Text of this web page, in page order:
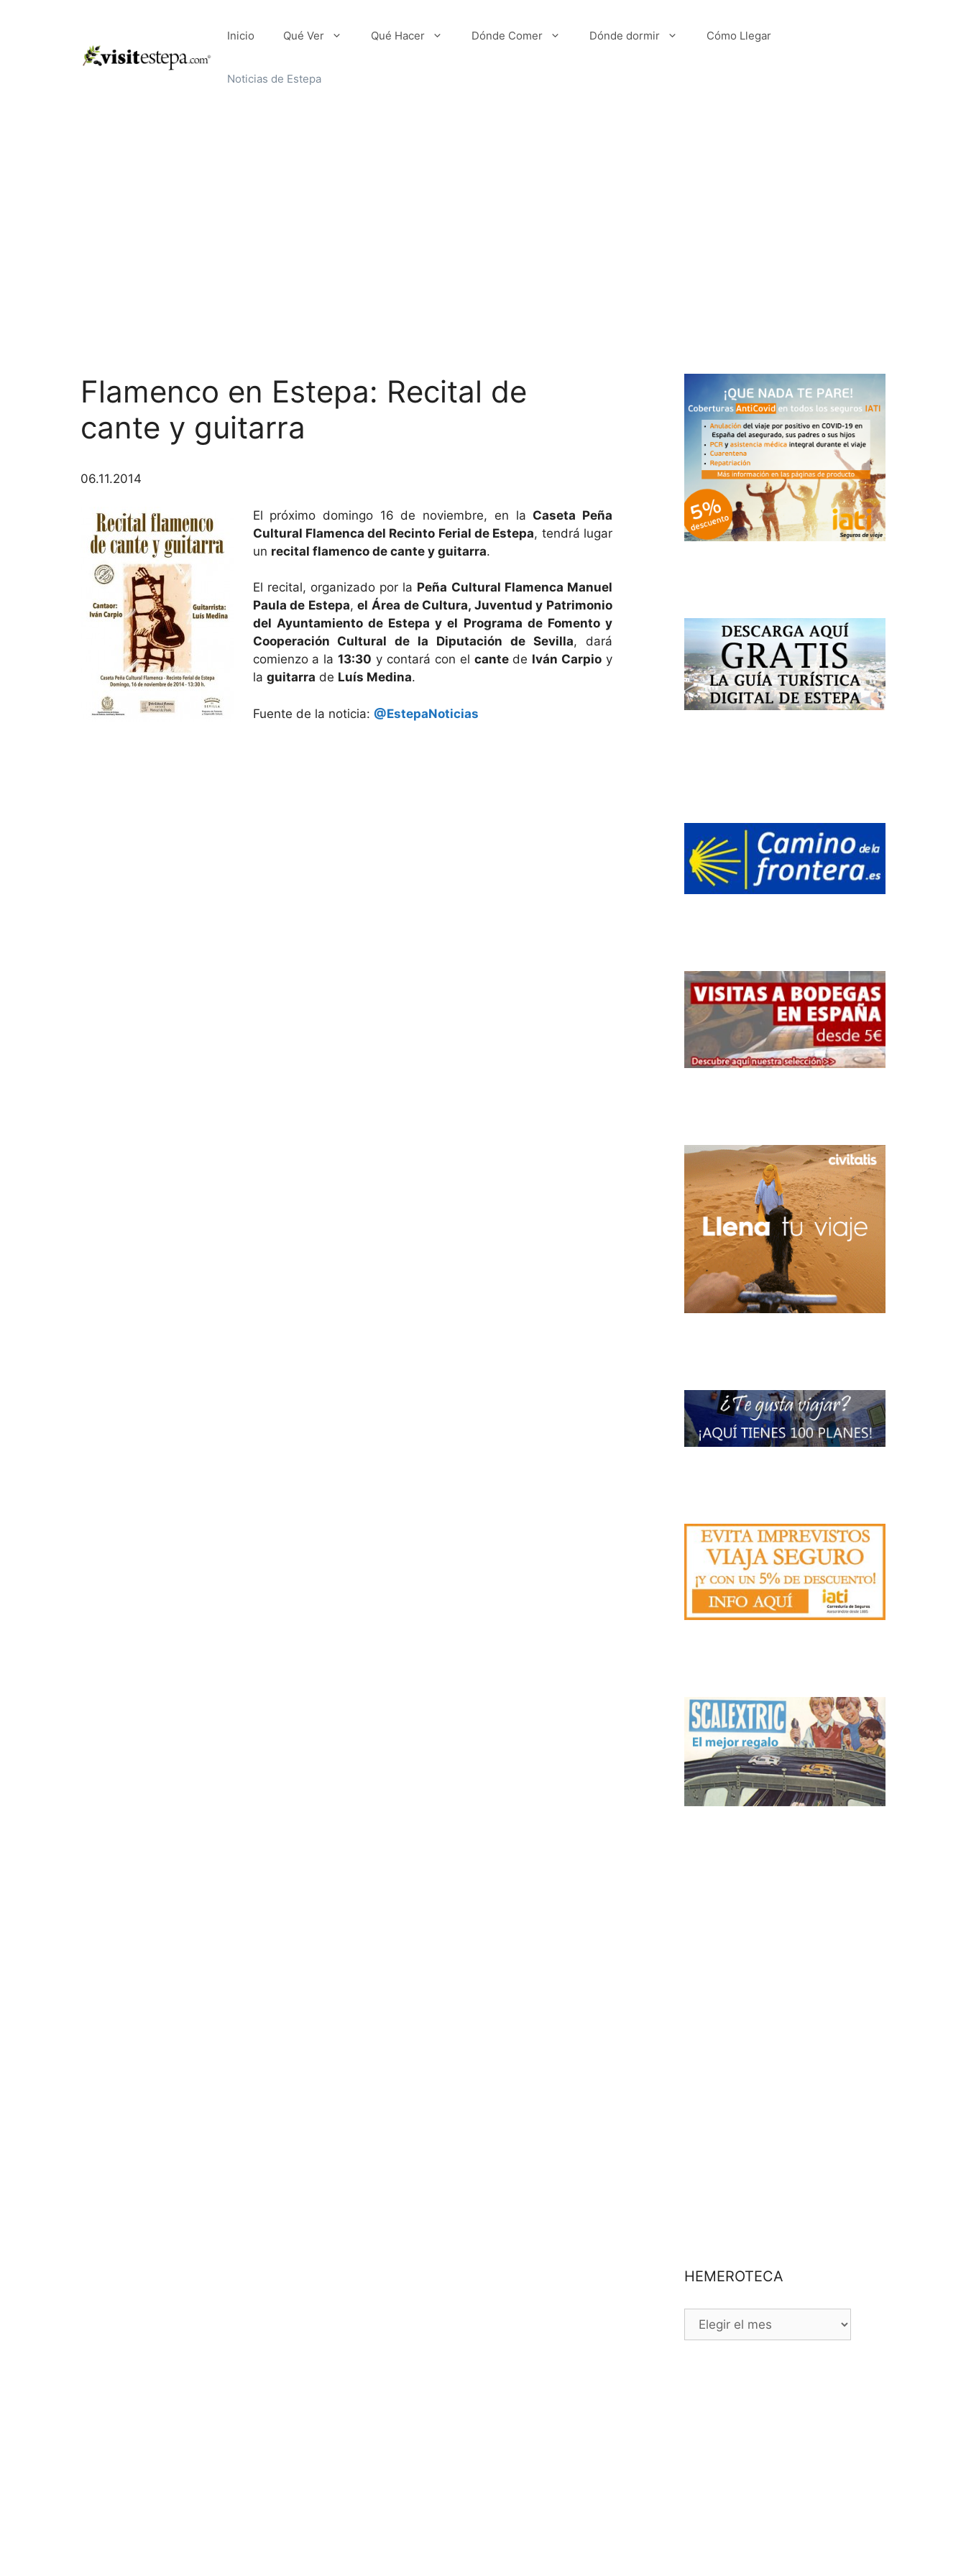
Inicio Qué Ver Qué Hacer Dónde Comer Dónde dormir Cómo Llegar
Noticias de Estepa
Flamenco en Estepa: Recital de
cante y guitarra
06.11.2014
El próximo domingo 16 de noviembre, en la Caseta Peña
Cultural Flamenca del Recinto Ferial de Estepa, tendrá lugar
un recital flamenco de cante y guitarra.
El recital, organizado por la Peña Cultural Flamenca Manuel
Paula de Estepa,el Área de Cultura, Juventud y Patrimonio
del Ayuntamiento de Estepa y el Programa de Fomento y
Cooperación Cultural de la Diputación de Sevilla, dará
comienzo a la13:30 y contará con el cantede Iván Carpio y
la guitarra de Luís Medina.
Fuente de la noticia: @EstepaNoticias
HEMEROTECA
HEMEROTECA